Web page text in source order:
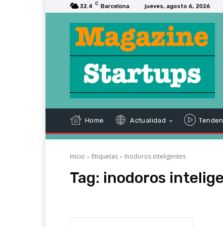
32.4 C Barcelona jueves, agosto 6, 2026
Home Actualidad
Inicio Etiquetas Inodoros inteligentes
Tag: inodoros